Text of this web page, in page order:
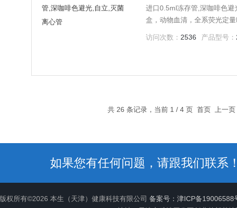
进口0.5ml冻存管,深咖啡色
盒，动物血清，全系荧光定
访问次数： 2536 产品型号：
共 26 条记录，当前 1 / 4 页 首页 上一页
如果您有任何问题，请跟我们联系！
版权所有©2026 本生（天津）健康科技有限公司 备案号：津ICP备19006588